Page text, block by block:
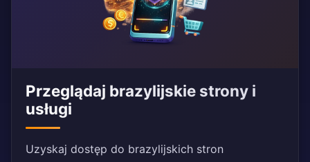
Przeglądaj brazylijskie strony i
usługi
Uzyskaj dostęp do brazylijskich stron